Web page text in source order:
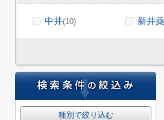
中井(10) 新井
種別で絞り込む